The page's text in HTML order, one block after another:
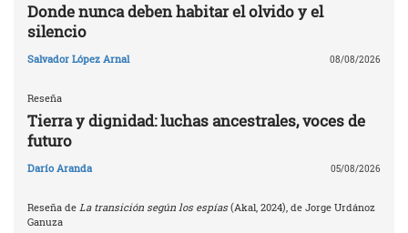
Donde nunca deben habitar el olvido y el
silencio
Salvador López Arnal 08/08/2026
Reseña
Tierra y dignidad: luchas ancestrales, voces de
futuro
Darío Aranda 05/08/2026
Reseña de La transición según los espías (Akal, 2024), de Jorge Urdánoz
Ganuza